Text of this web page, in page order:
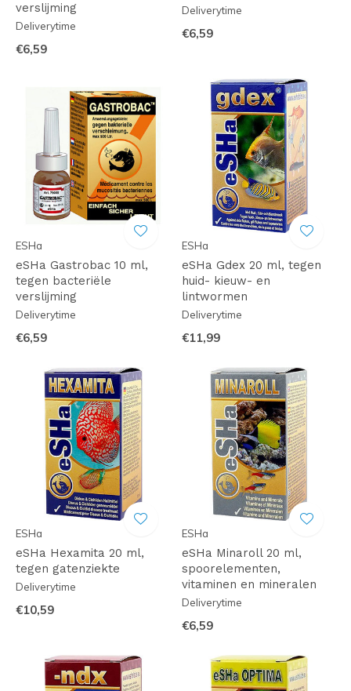
verslijming
Deliverytime
€6,59
Deliverytime
€6,59
ESHa
eSHa Gastrobac 10 ml,
tegen bacteriële
verslijming
Deliverytime
€6,59
ESHa
eSHa Gdex 20 ml, tegen
huid- kieuw- en
lintwormen
Deliverytime
€11,99
ESHa
eSHa Hexamita 20 ml,
tegen gatenziekte
Deliverytime
€10,59
ESHa
eSHa Minaroll 20 ml,
spoorelementen,
vitaminen en mineralen
Deliverytime
€6,59